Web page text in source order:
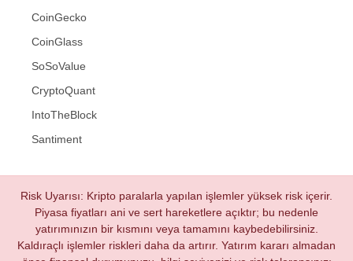
CoinGecko
CoinGlass
SoSoValue
CryptoQuant
IntoTheBlock
Santiment
Risk Uyarısı: Kripto paralarla yapılan işlemler yüksek risk içerir.
Piyasa fiyatları ani ve sert hareketlere açıktır; bu nedenle
yatırımınızın bir kısmını veya tamamını kaybedebilirsiniz.
Kaldıraçlı işlemler riskleri daha da artırır. Yatırım kararı almadan